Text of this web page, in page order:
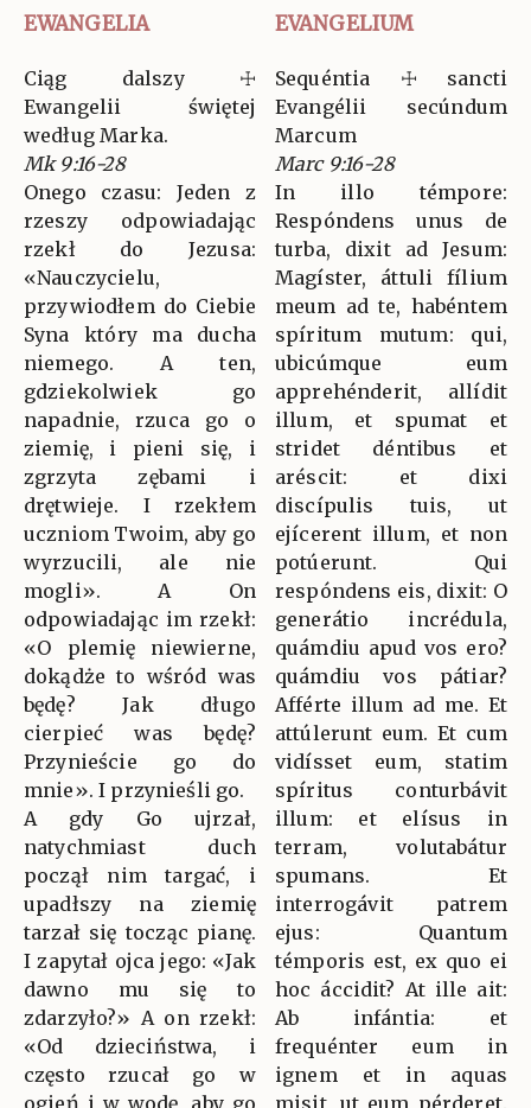
EWANGELIA EVANGELIUM
Ciąg dalszy ☩
Ewangelii świętej
według Marka.
Mk 9:16-28
Onego czasu: Jeden z
rzeszy odpowiadając
rzekł do Jezusa:
«Nauczycielu,
przywiodłem do Ciebie
Syna który ma ducha
niemego. A ten,
gdziekolwiek go
napadnie, rzuca go o
ziemię, i pieni się, i
zgrzyta zębami i
drętwieje. I rzekłem
uczniom Twoim, aby go
wyrzucili, ale nie
mogli». A On
odpowiadając im rzekł:
«O plemię niewierne,
dokądże to wśród was
będę? Jak długo
cierpieć was będę?
Przynieście go do
mnie». I przynieśli go.
A gdy Go ujrzał,
natychmiast duch
począł nim targać, i
upadłszy na ziemię
tarzał się tocząc pianę.
I zapytał ojca jego: «Jak
dawno mu się to
zdarzyło?» A on rzekł:
«Od dzieciństwa, i
często rzucał go w
Sequéntia ☩ sancti
Evangélii secúndum
Marcum
Marc 9:16-28
In illo témpore:
Respóndens unus de
turba, dixit ad Jesum:
Magíster, áttuli fílium
meum ad te, habéntem
spíritum mutum: qui,
ubicúmque eum
apprehénderit, allídit
illum, et spumat et
stridet déntibus et
aréscit: et dixi
discípulis tuis, ut
ejícerent illum, et non
potúerunt. Qui
respóndens eis, dixit: O
generátio incrédula,
quámdiu apud vos ero?
quámdiu vos pátiar?
Afférte illum ad me. Et
attúlerunt eum. Et cum
vidísset eum, statim
spíritus conturbávit
illum: et elísus in
terram, volutabátur
spumans. Et
interrogávit patrem
ejus: Quantum
témporis est, ex quo ei
hoc áccidit? At ille ait:
Ab infántia: et
frequénter eum in
ignem et in aquas